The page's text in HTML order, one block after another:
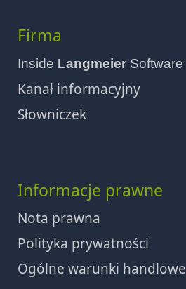
Firma
Inside Langmeier Software
Kanał informacyjny
Słowniczek
Informacje prawne
Nota prawna
Polityka prywatności
Ogólne warunki handlowe